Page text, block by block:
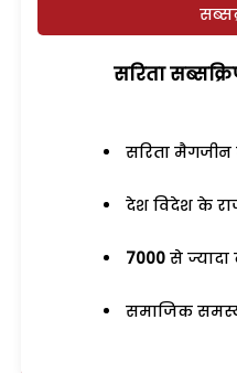
सरिता
सरिता मैगजीन
देश विदेश के
7000 से ज्यादा
समाजिक